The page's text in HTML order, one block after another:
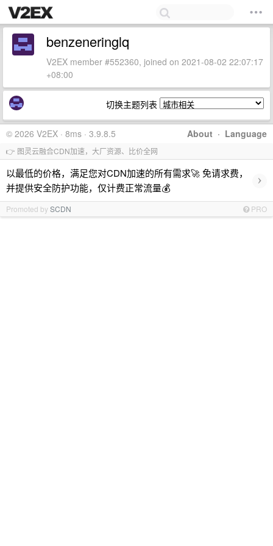
benzeneringlq
V2EX member #552360, joined on 2021-08-02 22:07:17
+08:00
切换主题列表
About · Language
© 2026 V2EX · 8ms · 3.9.8.5
👉 图灵云融合CDN加速，大厂资源、比价全网
以最低的价格，满足您对CDN加速的所有需求🚀 免请求费，
并提供安全防护功能，仅计费正常流量💰
›
Promoted bySCDN PRO